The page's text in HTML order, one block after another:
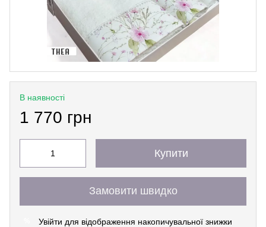
В наявності
1 770 грн
Купити
Замовити швидко
Увійти для відображення накопичувальної знижки